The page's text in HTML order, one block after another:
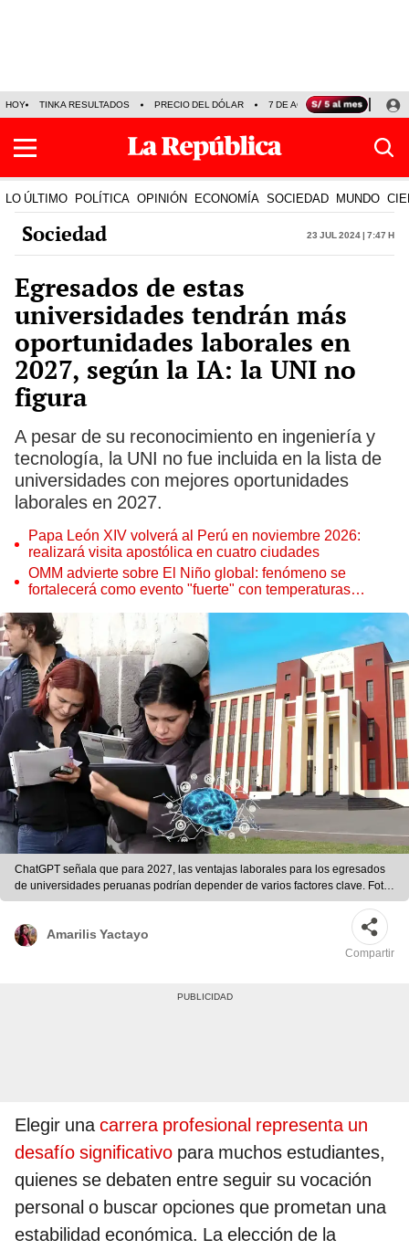
HOY TINKA RESULTADOS PRECIO DEL DÓLAR 7 DE AGOSTO OLLANTA
LO ÚLTIMO POLÍTICA OPINIÓN ECONOMÍA SOCIEDAD MUNDO
Sociedad 23 Jul 2024 | 7:47 h
Egresados de estas
universidades tendrán más
oportunidades laborales en
2027, según la IA: la UNI no
figura
A pesar de su reconocimiento en ingeniería y
tecnología, la UNI no fue incluida en la lista de
universidades con mejores oportunidades
laborales en 2027.
Papa León XIV volverá al Perú en noviembre 2026:
realizará visita apostólica en cuatro ciudades
OMM advierte sobre El Niño global: fenómeno se
fortalecerá como evento "fuerte" con temperaturas
ChatGPT señala que para 2027, las ventajas laborales para los egresados
de universidades peruanas podrían depender de varios factores clave. Foto:
composición LR / UNI / El Horizonte
Amarilis Yactayo
Compartir
Elegir unacarrera profesional representa un
desafío significativo para muchos estudiantes,
quienes se debaten entre seguir su vocación
personal o buscar opciones que prometan una
estabilidad económica. La elección de la